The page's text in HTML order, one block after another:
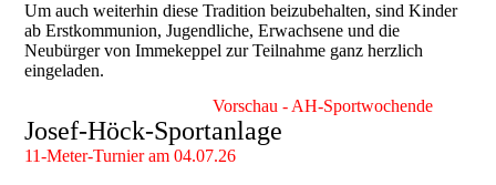
Um auch weiterhin diese Tradition beizubehalten, sind Kinder
ab Erstkommunion, Jugendliche, Erwachsene und die
Neubürger von Immekeppel zur Teilnahme ganz herzlich
eingeladen.
Vorschau - AH-Sportwochende
Josef-Höck-Sportanlage
11-Meter-Turnier am 04.07.26